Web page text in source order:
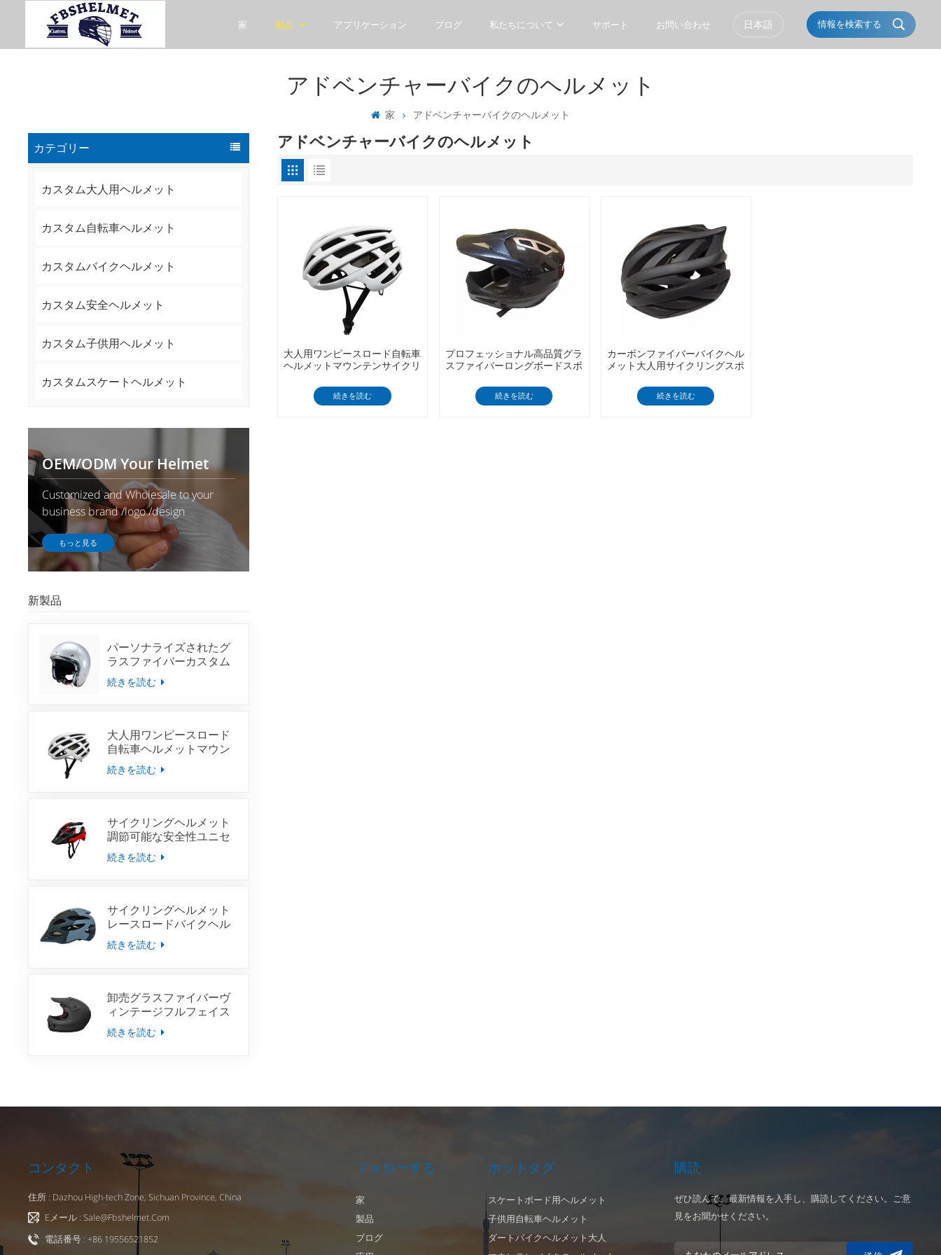
家 製品 アプリケーション ブログ 私たちについて サポート お問い合わせ 日本語
Română Norsk
čeština 한국의
Svenska
情報を検索する
アドベンチャーバイクのヘルメット
家 アドベンチャーバイクのヘルメット
カテゴリー
カスタム大人用ヘルメット
カスタム自転車ヘルメット
カスタムバイクヘルメット
カスタム安全ヘルメット
カスタム子供用ヘルメット
カスタムスケートヘルメット
OEM/ODM Your Helmet
Customized and Wholesale to your
business brand /logo /design
もっと見る
新製品
パーソナライズされたグ
ラスファイバーカスタム
ヘルメットオートバイレ
ーサーヘルメット
続きを読む
大人用ワンピースロード
自転車ヘルメットマウン
テンサイクリングユニセ
ックスサイクリングアド
続きを読む
サイクリングヘルメット
調節可能な安全性ユニセ
ックス MTB サイクリング
ダウンヒルロード自転車
続きを読む
サイクリングヘルメット
レースロードバイクヘル
メット男性女性 MTB 自転
車バイクヘルメット
続きを読む
卸売グラスファイバーヴ
ィンテージフルフェイス
ヘルメットスクーターモ
トヘルメット用
続きを読む
アドベンチャーバイクのヘルメット
大人用ワンピースロード自転車
ヘルメットマウンテンサイクリ
アドベンチャーヘルメット
続きを読む
プロフェッショナル高品質グラ
スファイバーロングボードスポ
ヘルメット卸売
続きを読む
カーボンファイバーバイクヘル
メット大人用サイクリングスポ
きCE Cpsc付き
続きを読む
コンタクト
住所 : Dazhou High-tech Zone, Sichuan Province, China
Eメール : Sale@fbshelmet.com
電話番号 : +86 19556521852
フォローする
家
製品
ブログ
ホットタグ
スケートボード用ヘルメット
子供用自転車ヘルメット
ダートバイクヘルメット大人
購読
ぜひ読んで、最新情報を入手し、購読してください。ご意
見をお聞かせください。